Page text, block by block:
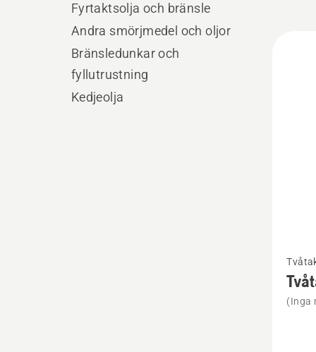
Fyrtaktsolja och bränsle
Andra smörjmedel och oljor
Bränsledunkar och
fyllutrustning
Kedjeolja
mer
om
(Inga